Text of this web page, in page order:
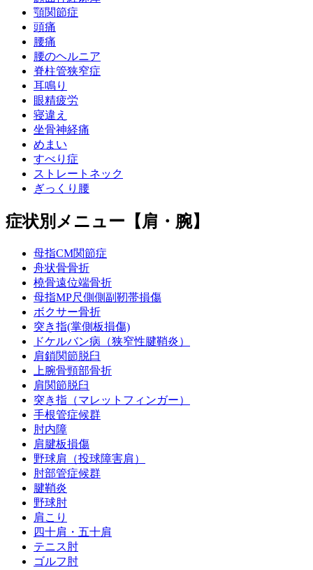
顎関節症
頭痛
腰痛
腰のヘルニア
脊柱管狭窄症
耳鳴り
眼精疲労
寝違え
坐骨神経痛
めまい
すべり症
ストレートネック
ぎっくり腰
症状別メニュー【肩・腕】
母指CM関節症
舟状骨骨折
橈骨遠位端骨折
母指MP尺側側副靭帯損傷
ボクサー骨折
突き指(掌側板損傷)
ドケルバン病（狭窄性腱鞘炎）
肩鎖関節脱臼
上腕骨頸部骨折
肩関節脱臼
突き指（マレットフィンガー）
手根管症候群
肘内障
肩腱板損傷
野球肩（投球障害肩）
肘部管症候群
腱鞘炎
野球肘
肩こり
四十肩・五十肩
テニス肘
ゴルフ肘